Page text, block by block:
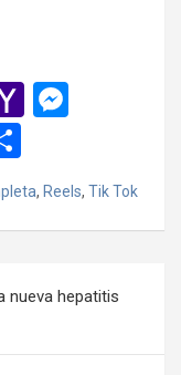
Y
o
o
ail
n
g
o
m
ar
, Reels, Tik Tok
nueva hepatitis